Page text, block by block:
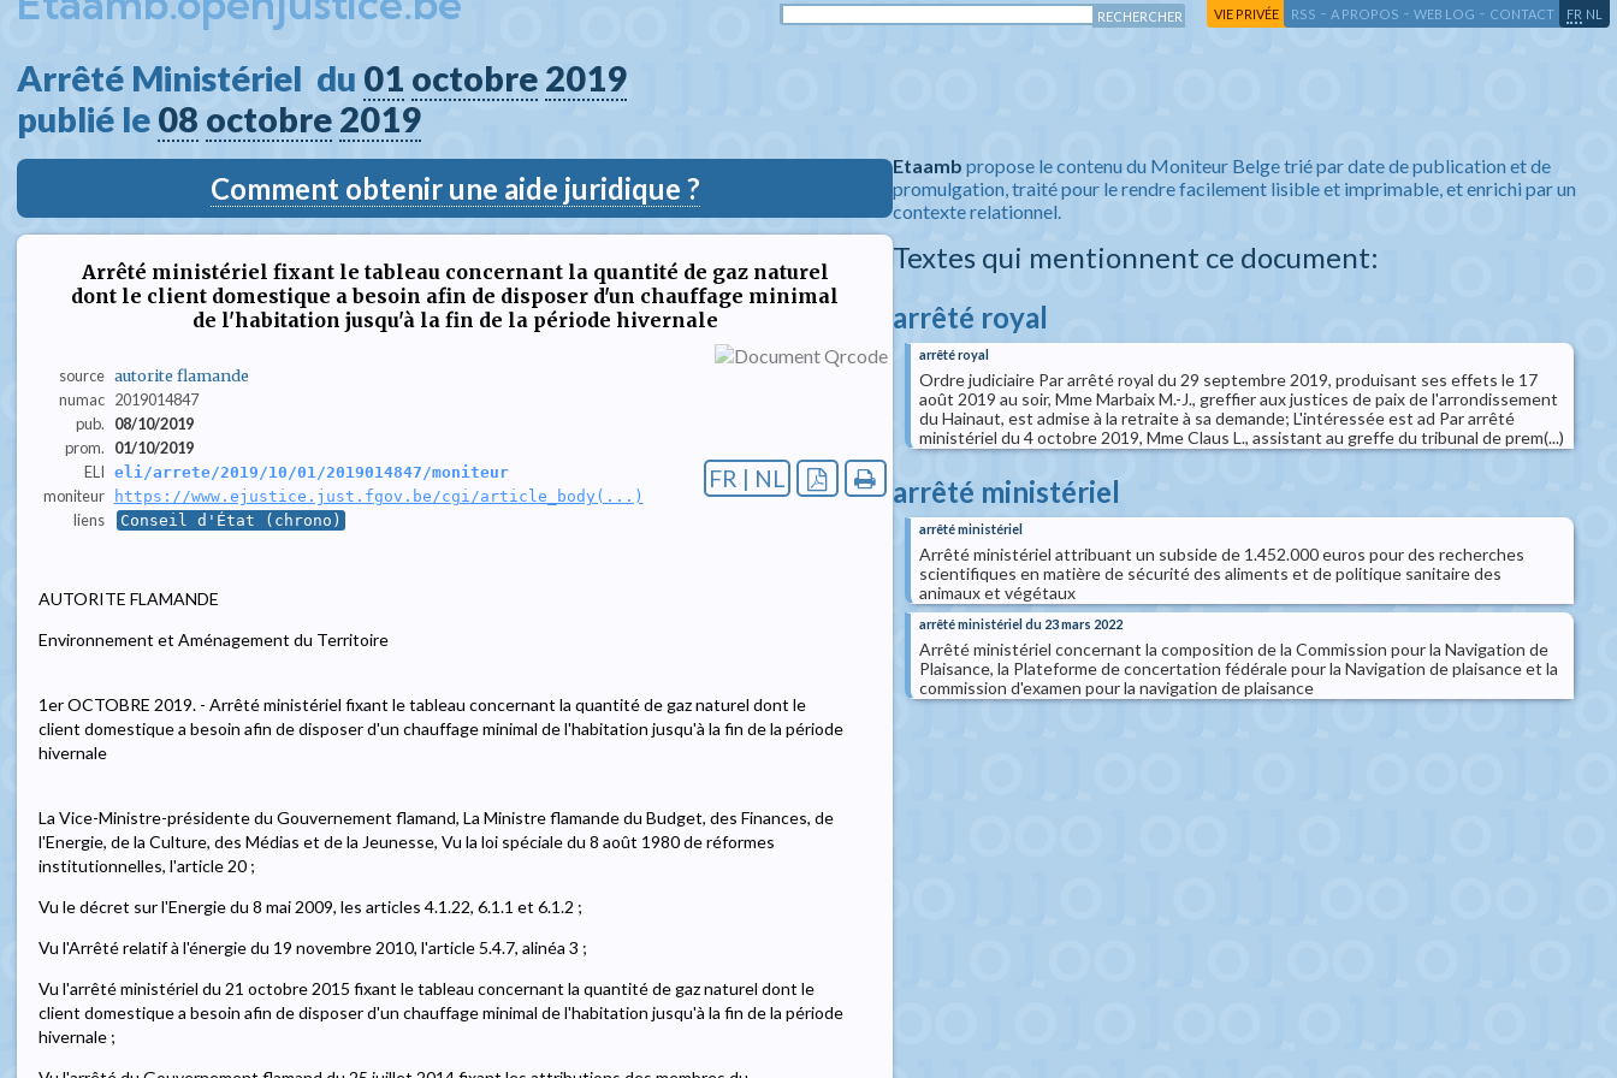
VIE PRIVÉE RSS - A PROPOS - WEB LOG - CONTACT FR NL
Arrêté Ministériel  du 01 octobre 2019
publié le 08 octobre 2019
Comment obtenir une aide juridique ?
Arrêté ministériel fixant le tableau concernant la quantité de gaz naturel
dont le client domestique a besoin afin de disposer d'un chauffage minimal
de l'habitation jusqu'à la fin de la période hivernale
source autorite flamande
numac 2019014847
pub.
08/10/2019
prom.
01/10/2019
ELI eli/arrete/2019/10/01/2019014847/moniteur
moniteur https://www.ejustice.just.fgov.be/cgi/article_body(...)
liens Conseil d'État (chrono)
FR | NL
AUTORITE FLAMANDE
Environnement et Aménagement du Territoire
1er OCTOBRE 2019. - Arrêté ministériel fixant le tableau concernant la quantité de gaz naturel dont le
client domestique a besoin afin de disposer d'un chauffage minimal de l'habitation jusqu'à la fin de la période
hivernale
La Vice-Ministre-présidente du Gouvernement flamand, La Ministre flamande du Budget, des Finances, de
l'Energie, de la Culture, des Médias et de la Jeunesse, Vu la loi spéciale du 8 août 1980 de réformes
institutionnelles, l'article 20 ;
Vu le décret sur l'Energie du 8 mai 2009, les articles 4.1.22, 6.1.1 et 6.1.2 ;
Vu l'Arrêté relatif à l'énergie du 19 novembre 2010, l'article 5.4.7, alinéa 3 ;
Vu l'arrêté ministériel du 21 octobre 2015 fixant le tableau concernant la quantité de gaz naturel dont le
client domestique a besoin afin de disposer d'un chauffage minimal de l'habitation jusqu'à la fin de la période
hivernale ;
Etaamb propose le contenu du Moniteur Belge trié par date de publication et de
promulgation, traité pour le rendre facilement lisible et imprimable, et enrichi par un
contexte relationnel.
Textes qui mentionnent ce document:
arrêté royal
arrêté royal
Ordre judiciaire Par arrêté royal du 29 septembre 2019, produisant ses effets le 17
août 2019 au soir, Mme Marbaix M.-J., greffier aux justices de paix de l'arrondissement
du Hainaut, est admise à la retraite à sa demande; L'intéressée est ad Par arrêté
ministériel du 4 octobre 2019, Mme Claus L., assistant au greffe du tribunal de prem(...)
arrêté ministériel
arrêté ministériel
Arrêté ministériel attribuant un subside de 1.452.000 euros pour des recherches
scientifiques en matière de sécurité des aliments et de politique sanitaire des
animaux et végétaux
arrêté ministériel du 23 mars 2022
Arrêté ministériel concernant la composition de la Commission pour la Navigation de
Plaisance, la Plateforme de concertation fédérale pour la Navigation de plaisance et la
commission d'examen pour la navigation de plaisance